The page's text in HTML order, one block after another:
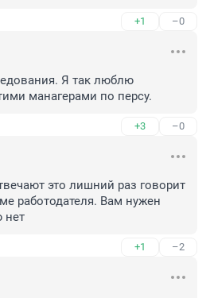
+1 –0
Я так люблю
манагерами по персу.
+3 –0
это лишний раз говорит
работодателя. Вам нужен
нет
+1 –2